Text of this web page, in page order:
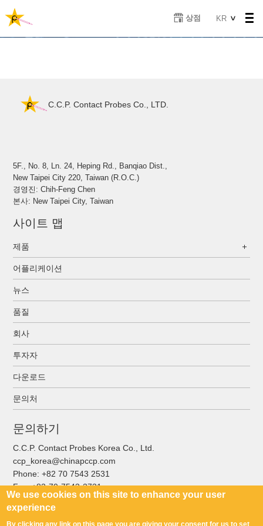
요
상점
Select
KR
C.C.P. Contact Probes Co., LTD.
5F., No. 8, Ln. 24, Heping Rd., Banqiao Dist.,
New Taipei City 220, Taiwan (R.O.C.)
경영진: Chih-Feng Chen
본사: New Taipei City, Taiwan
사이트 맵
제품
어플리케이션
뉴스
품질
회사
투자자
다운로드
문의처
문의하기
C.C.P. Contact Probes Korea Co., Ltd.
ccp_korea@chinapccp.com
Phone: +82 70 7543 2531
Fax:+82-70-7543-2731
We use cookies on this site to enhance your user
experience
By clicking any link on this page you are giving your consent for us to set